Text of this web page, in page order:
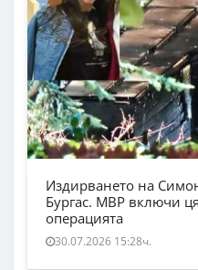
Издирването на
Бургас. МВР включи
операцията
30.07.2026 15:28ч.